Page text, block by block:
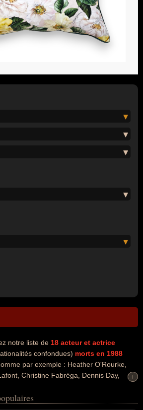
notre liste de 18 acteur et actrice
confondues) morts en 1988
par exemple : Heather O'Rourke,
Christine Fabréga, Dennis Day,
Ces personnalités peuvent avoir des
+
+